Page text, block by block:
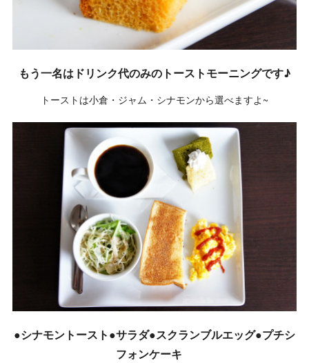
もう一名はドリンク代のみのトーストモーニングです♪
トーストは小倉・ジャム・シナモンから選べますよ~
●シナモントースト●サラダ●スクランブルエッグ●プチシ
フォンケーキ